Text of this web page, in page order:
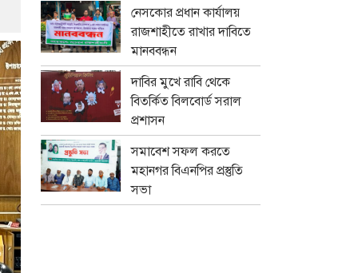
নেসকোর প্রধান কার্যালয়
রাজশাহীতে রাখার দাবিতে
মানববন্ধন
দাবির মুখে রাবি থেকে
বিতর্কিত বিলবোর্ড সরাল
প্রশাসন
সমাবেশ সফল করতে
মহানগর বিএনপির প্রস্তুতি
সভা